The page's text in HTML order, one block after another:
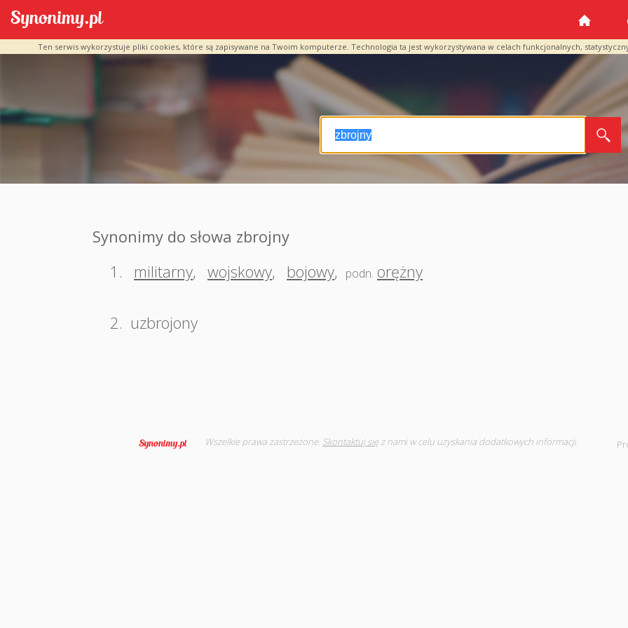
Ten serwis wykorzystuje pliki cookies, które są zapisywane na Twoim komputerze. Technologia ta jest wykorzystywana w celach funkcjonalnych,
Synonimy do słowa zbrojny
1.
militarny, wojskowy, bojowy, podn. orężny
2. uzbrojony
Wszelkie prawa zastrzeżone. Skontaktuj sięz nami w celu uzyskania dodatkowych informacji